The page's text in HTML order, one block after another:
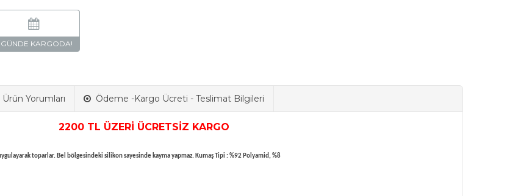
Ürün Yorumları Ödeme -Kargo Ücreti - Teslimat Bilgileri
2200 TL ÜZERİ ÜCRETSİZ KARGO
toparlar. Bel bölgesindeki silikon sayesinde kayma yapmaz. Kumaş Tipi : %92 Polyamid, %8